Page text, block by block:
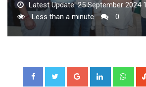
Latest Update: 25 September 2024
Less than a minute
0
Google+ LinkedIn